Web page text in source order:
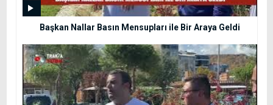
Başkan Nallar Basın Mensupları ile Bir Araya Geldi